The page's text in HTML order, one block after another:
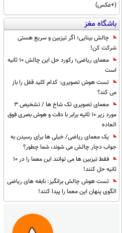
(+عکس)
باشگاه مغز
چالش بینایی؛ اگر تیزبین و سریع هستی
شرکت کن!
معمای ریاضی؛ رکورد حل این چالش 10 ثانیه
است
تست هوش تصویری: کدام کلید قفل را باز
می کند؟
معمای تصویری تک شاخ ها / تشخیص 3
مورد زیر 10 ثانیه برابر با دقت و هوش بصری فوق
العاده
یک معمای ریاضی/ خیلی ها برای رسیدن به
جواب دچار چالش می شوند، شما چطور؟
فقط تیزبین ها می توانند این معما را در 10
ثانیه حل کنند!
تست هوش چالش برانگیز: نابغه های ریاضی
الگوی پنهان این معما را پیدا کنند!